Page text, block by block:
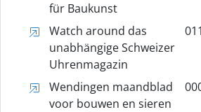
für Baukunst
Watch around das
unabhängige Schweizer
Uhrenmagazin
Wendingen maandblad
voor bouwen en sieren